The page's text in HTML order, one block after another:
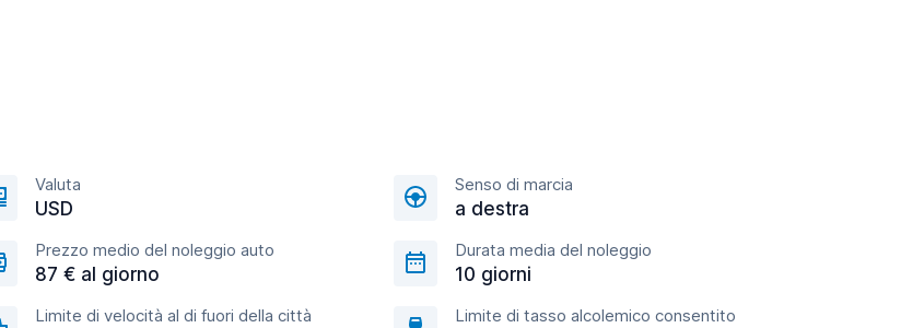
Valuta
USD
Senso di marcia
a destra
Prezzo medio del noleggio auto
87 € al giorno
Durata media del noleggio
10 giorni
Limite di velocità al di fuori della città Limite di tasso alcolemico consentito